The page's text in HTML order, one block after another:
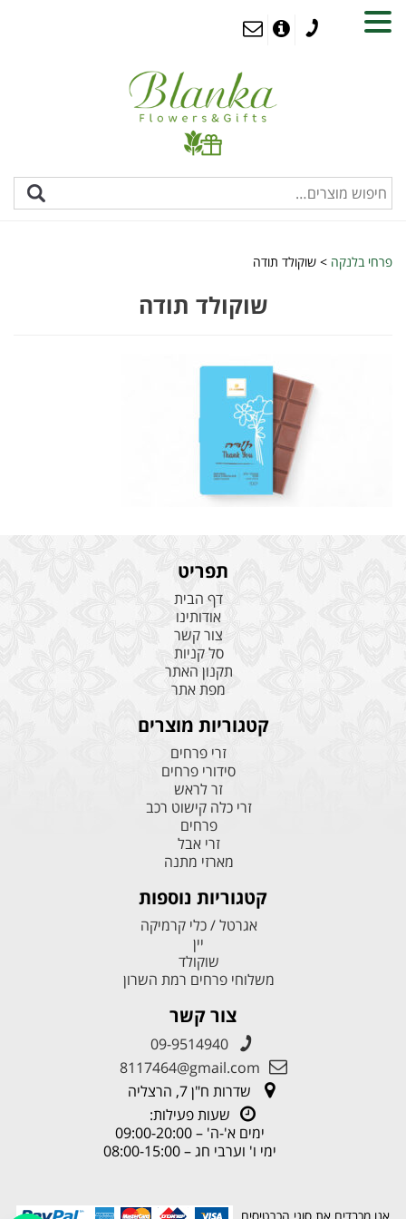
פרחי בלנקה > שוקולד תודה
שוקולד תודה
תפריט
דף הבית
אודותינו
צור קשר
סל קניות
תקנון האתר
מפת אתר
קטגוריות מוצרים
זרי פרחים
סידורי פרחים
זר לראש
זרי כלה קישוט רכב
פרחים
זרי אבל
מארזי מתנה
קטגוריות נוספות
אגרטל / כלי קרמיקה
יין
שוקולד
משלוחי פרחים רמת השרון
צור קשר
09-9514940
8117464@gmail.com
שדרות ח"ן 7, הרצליה
שעות פעילות:
ימים א'-ה' – 09:00-20:00
ימי ו' וערבי חג – 08:00-15:00